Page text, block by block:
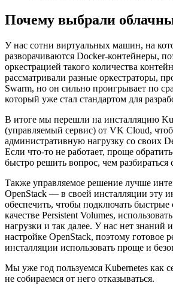
Почему выбрали
У нас сотни виртуальных машин, на
разворачиваются Docker-контейнеры,
оркестрацией такого количества
рассматривали разные оркестраторы,
Swarm, но он сильно проигрывает по
который уже стал стандартом для
В итоге мы перешли на инсталляцию
(управляемый сервис) от VK Cloud,
административную нагрузку со своих
Если что-то не работает, проще
быстро решить вопрос, чем
Также управляемое решение лучше
OpenStack — в своей инсталляции эту
обеспечить, чтобы подключать быстрые
качестве Persistent Volumes,
нагрузки и так далее. У нас нет знаний
настройке OpenStack, поэтому готовое
инсталляции использовать проще и
Мы уже год пользуемся Kubernetes как
не собираемся от него отказываться.